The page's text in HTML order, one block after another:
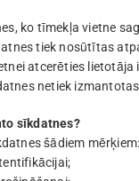
ko tīmekļa vietne
tiek nosūtītas
atcerēties
netiek
sīkdatnes?
šādiem mērķiem: